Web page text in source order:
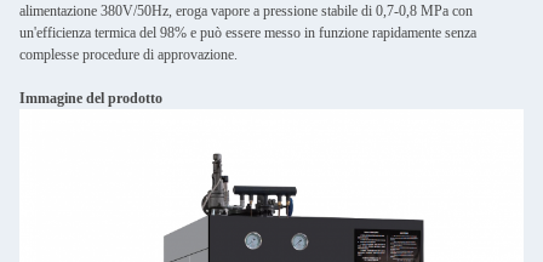
alimentazione 380V/50Hz, eroga vapore a pressione stabile di 0,7-0,8 MPa con
un'efficienza termica del 98% e può essere messo in funzione rapidamente senza
complesse procedure di approvazione.
Immagine del prodotto